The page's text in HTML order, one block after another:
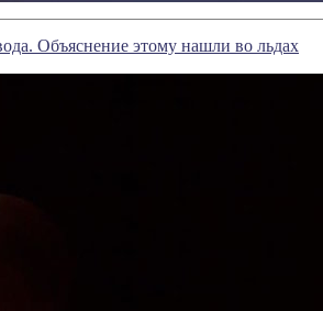
Объяснение этому нашли во льдах